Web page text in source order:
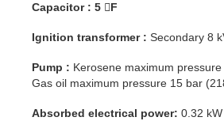
Capacitor : 5 F
Ignition transformer : Secondary 8
Pump : Kerosene maximum
Gas oil maximum pressure 15 bar
Absorbed electrical power: 0.32 kW